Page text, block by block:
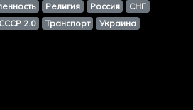
Религия Россия
СНГ
СССР 2.0 Транспорт
Украина